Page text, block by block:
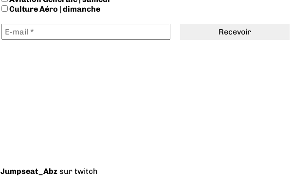
Culture Aéro | dimanche
Jumpseat_Abz sur twitch